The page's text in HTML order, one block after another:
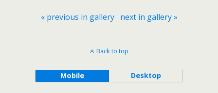
« previous in gallery next in gallery »
Back to top
Mobile Desktop